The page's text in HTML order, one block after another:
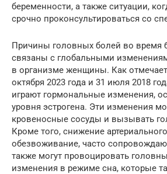
беременности, а также ситуации,
срочно проконсультироваться со
Причины головных болей во время
связаны с глобальными
в организме женщины. Как
октября 2023 года и 31 июля 2018
играют гормональные изменения,
уровня эстрогена. Эти изменения
кровеносные сосуды и вызывать
Кроме того, снижение
обезвоживание, часто
также могут провоцировать
изменения в режиме сна, которые